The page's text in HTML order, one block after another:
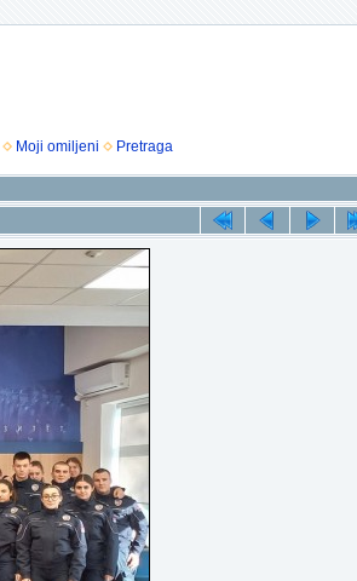
Moji omiljeni Pretraga